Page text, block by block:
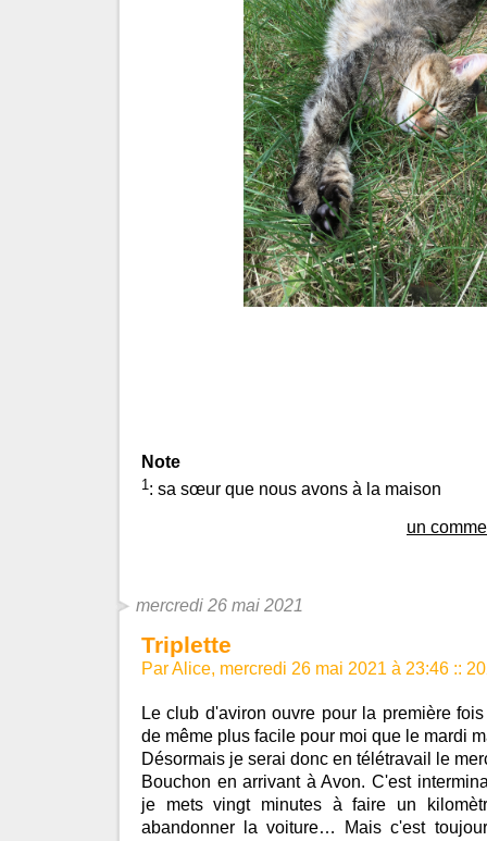
Note
1 : sa sœur que nous avons à la maison
un
mercredi 26 mai 2021
Triplette
Par Alice, mercredi 26 mai 2021 à 23:46 ::
Le club d'aviron ouvre pour la première
de même plus facile pour moi que le mardi
Désormais je serai donc en télétravail le
Bouchon en arrivant à Avon. C'est
je mets vingt minutes à faire un
abandonner la voiture… Mais c'est